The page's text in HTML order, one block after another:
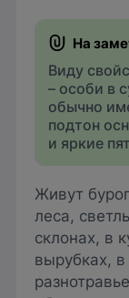
Виду
– особи в
обычно
подтон
и яркие
Живут
леса,
склонах, в
вырубках,